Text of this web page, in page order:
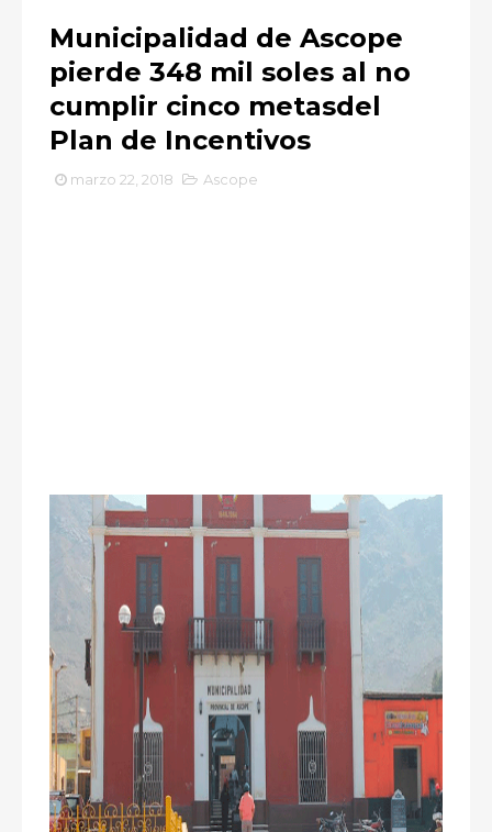
Municipalidad de Ascope
pierde 348 mil soles al no
cumplir cinco metasdel
Plan de Incentivos
marzo 22, 2018 Ascope